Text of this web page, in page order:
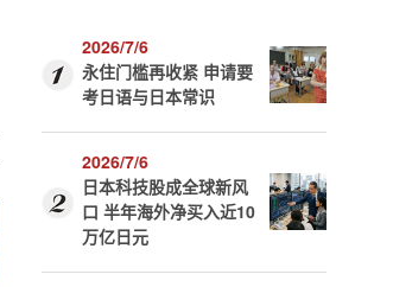
2026/7/6
永住门槛再收紧 申请要
考日语与日本常识
2026/7/6
日本科技股成全球新风
口 半年海外净买入近10
万亿日元